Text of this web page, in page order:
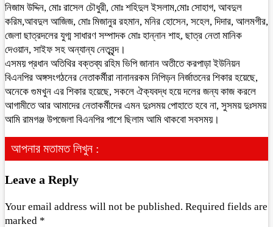
নিজাম উদ্দিন, মোঃ রাসেল চৌধুরী, মোঃ শহিদুল ইসলাম,মোঃ সোহাগ, আবদুল
করিম,আবদুল আজিজ, মোঃ মিজানুর রহমান, মনির হোসেন, সহেল, দিদার, আলমগীর,
জেলা ছাত্রদলের যুগ্ম সাধারণ সম্পাদক মোঃ হান্নান শাহ, ছাত্র নেতা মানিক
দেওয়ান, সাইফ সহ অন্যান্য নেতৃবৃন্দ।
এসময় প্রধান অতিথির বক্তব্য রহিম ভিপি জানান অতীতে করপাড়া ইউনিয়ন
বিএনপির অঙ্গসংগঠনের নেতাকর্মীরা নানানরকম নিপিড়ন নির্জাতনের শিকার হয়েছে,
অনেকে গুমখুন এর শিকার হয়েছে, সকলে ঐক্যবদ্ধ হয়ে দলের জন্য কাজ করলে
আগামীতে আর আমাদের নেতাকর্মীদের এমন দুঃসময় পোহাতে হবে না, সুসময় দুঃসময়
আমি রামগঞ্জ উপজেলা বিএনপির পাশে ছিলাম আমি থাকবো সবসময়।
আপনার মতামত লিখুন :
Leave a Reply
Your email address will not be published. Required fields are
marked *